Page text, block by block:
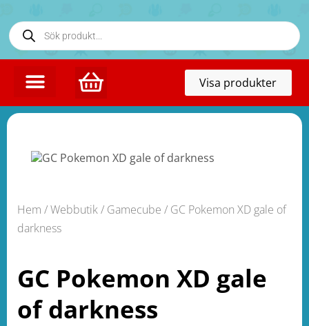
Visa produkter
Hem /Webbutik/ Gamecube / GC Pokemon XD gale of
darkness
GC Pokemon XD gale
of darkness